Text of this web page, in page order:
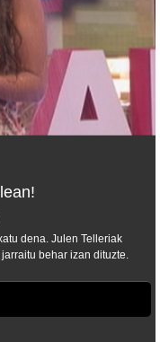
dena. Julen Telleriak
behar izan dituzte.